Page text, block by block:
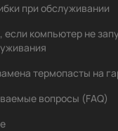
при обслуживании
если компьютер не
термопасты на
вопросы (FAQ)